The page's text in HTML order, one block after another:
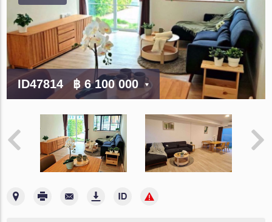
ID47814 ฿ 6 100 000